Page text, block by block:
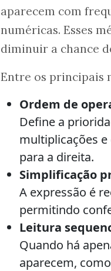
aparecem com
numéricas. Esses
diminuir a chance
Entre os principais
Ordem de
Define a
multiplicações
para a direita.
Simplificação
A expressão é
permitindo
Leitura
Quando há
aparecem,